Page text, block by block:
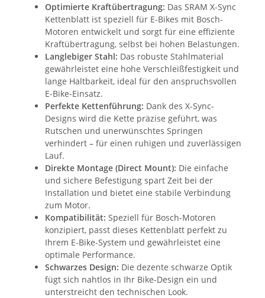
Optimierte Kraftübertragung: Das SRAM X-Sync
Kettenblatt ist speziell für E-Bikes mit Bosch-
Motoren entwickelt und sorgt für eine effiziente
Kraftübertragung, selbst bei hohen Belastungen.
Langlebiger Stahl: Das robuste Stahlmaterial
gewährleistet eine hohe Verschleißfestigkeit und
lange Haltbarkeit, ideal für den anspruchsvollen
E-Bike-Einsatz.
Perfekte Kettenführung: Dank des X-Sync-
Designs wird die Kette präzise geführt, was
Rutschen und unerwünschtes Springen
verhindert – für einen ruhigen und zuverlässigen
Lauf.
Direkte Montage (Direct Mount): Die einfache
und sichere Befestigung spart Zeit bei der
Installation und bietet eine stabile Verbindung
zum Motor.
Kompatibilität: Speziell für Bosch-Motoren
konzipiert, passt dieses Kettenblatt perfekt zu
Ihrem E-Bike-System und gewährleistet eine
optimale Performance.
Schwarzes Design: Die dezente schwarze Optik
fügt sich nahtlos in Ihr Bike-Design ein und
unterstreicht den technischen Look.